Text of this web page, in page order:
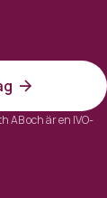
AB och är en IVO-